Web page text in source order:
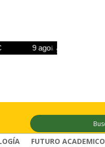
+33°C
FUTURO ACADEMICO